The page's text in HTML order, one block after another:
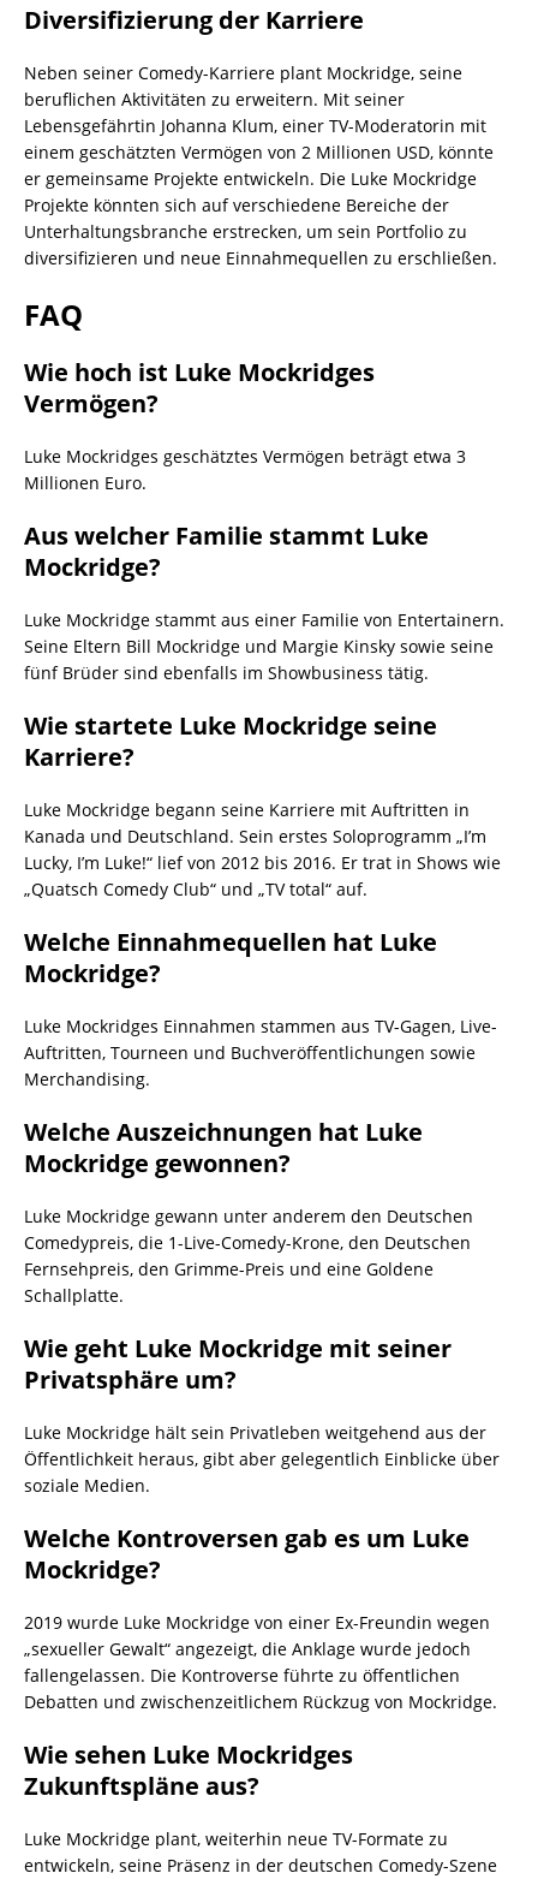
Diversifizierung der Karriere
Neben seiner Comedy-Karriere plant Mockridge, seine
beruflichen Aktivitäten zu erweitern. Mit seiner
Lebensgefährtin Johanna Klum, einer TV-Moderatorin mit
einem geschätzten Vermögen von 2 Millionen USD, könnte
er gemeinsame Projekte entwickeln. Die Luke Mockridge
Projekte könnten sich auf verschiedene Bereiche der
Unterhaltungsbranche erstrecken, um sein Portfolio zu
diversifizieren und neue Einnahmequellen zu erschließen.
FAQ
Wie hoch ist Luke Mockridges
Vermögen?
Luke Mockridges geschätztes Vermögen beträgt etwa 3
Millionen Euro.
Aus welcher Familie stammt Luke
Mockridge?
Luke Mockridge stammt aus einer Familie von Entertainern.
Seine Eltern Bill Mockridge und Margie Kinsky sowie seine
fünf Brüder sind ebenfalls im Showbusiness tätig.
Wie startete Luke Mockridge seine
Karriere?
Luke Mockridge begann seine Karriere mit Auftritten in
Kanada und Deutschland. Sein erstes Soloprogramm „I’m
Lucky, I’m Luke!“ lief von 2012 bis 2016. Er trat in Shows wie
„Quatsch Comedy Club“ und „TV total“ auf.
Welche Einnahmequellen hat Luke
Mockridge?
Luke Mockridges Einnahmen stammen aus TV-Gagen, Live-
Auftritten, Tourneen und Buchveröffentlichungen sowie
Merchandising.
Welche Auszeichnungen hat Luke
Mockridge gewonnen?
Luke Mockridge gewann unter anderem den Deutschen
Comedypreis, die 1-Live-Comedy-Krone, den Deutschen
Fernsehpreis, den Grimme-Preis und eine Goldene
Schallplatte.
Wie geht Luke Mockridge mit seiner
Privatsphäre um?
Luke Mockridge hält sein Privatleben weitgehend aus der
Öffentlichkeit heraus, gibt aber gelegentlich Einblicke über
soziale Medien.
Welche Kontroversen gab es um Luke
Mockridge?
2019 wurde Luke Mockridge von einer Ex-Freundin wegen
„sexueller Gewalt“ angezeigt, die Anklage wurde jedoch
fallengelassen. Die Kontroverse führte zu öffentlichen
Debatten und zwischenzeitlichem Rückzug von Mockridge.
Wie sehen Luke Mockridges
Zukunftspläne aus?
Luke Mockridge plant, weiterhin neue TV-Formate zu
entwickeln, seine Präsenz in der deutschen Comedy-Szene